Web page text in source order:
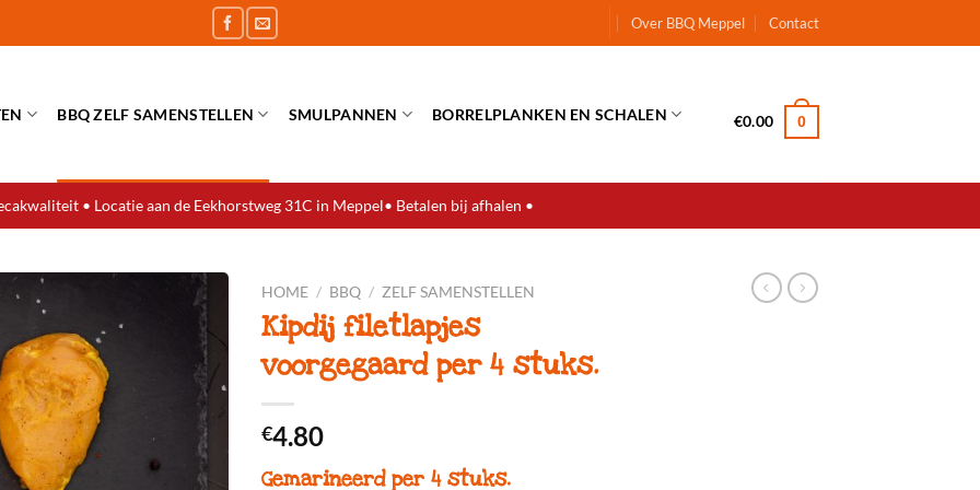
Over BBQ Meppel Contact
BBQ ZELF SAMENSTELLEN SMULPANNEN BORRELPLANKEN EN SCHALEN €0.00 0
• Locatie aan de Eekhorstweg 31C in Meppel• Betalen bij afhalen •
HOME / BBQ / ZELF SAMENSTELLEN
Kipdij filetlapjes
voorgegaard per 4 stuks.
€4.80
Gemarineerd per 4 stuks.